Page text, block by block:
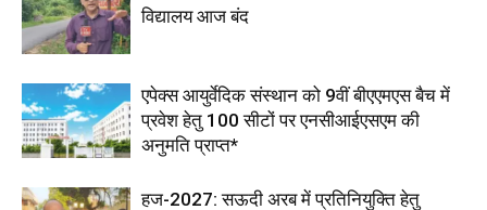
विद्यालय आज बंद
एपेक्स आयुर्वेदिक संस्थान को 9वीं बीएएमएस बैच में
प्रवेश हेतु 100 सीटों पर एनसीआईएसएम की
अनुमति प्राप्त*
हज-2027: सऊदी अरब में प्रतिनियुक्ति हेतु